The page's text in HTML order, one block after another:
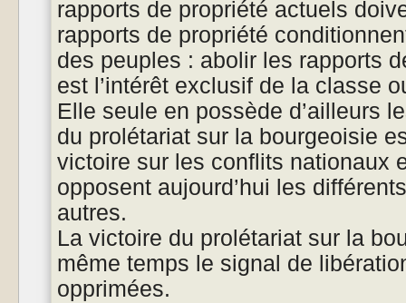
rapports de propriété actuels
rapports de propriété
des peuples : abolir les rapports
est l’intérêt exclusif de la classe
Elle seule en possède d’ailleurs
du prolétariat sur la bourgeoisie
victoire sur les conflits nationaux
opposent aujourd’hui les
autres.
La victoire du prolétariat sur la
même temps le signal de
opprimées.